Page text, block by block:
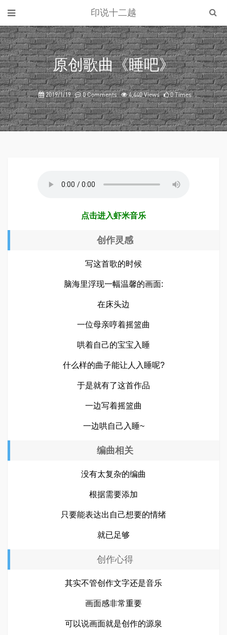
印说十二越
原创歌曲《睡吧》
2019/1/19 0 Comments 4,440 Views 0 Times
点击进入虾米音乐
创作灵感
写这首歌的时候
脑海里浮现一幅温馨的画面:
在床头边
一位母亲哼着摇篮曲
哄着自己的宝宝入睡
什么样的曲子能让人入睡呢?
于是就有了这首作品
一边写着摇篮曲
一边哄自己入睡~
编曲相关
没有太复杂的编曲
根据需要添加
只要能表达出自己想要的情绪
就已足够
创作心得
其实不管创作文字还是音乐
画面感非常重要
可以说画面就是创作的源泉